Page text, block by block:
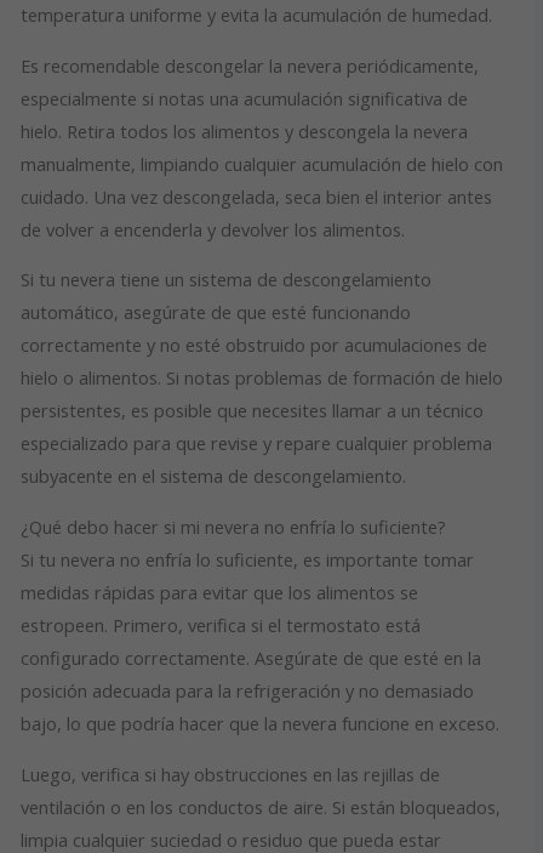
temperatura uniforme y evita la acumulación de humedad.
Es recomendable descongelar la nevera periódicamente,
especialmente si notas una acumulación significativa de
hielo. Retira todos los alimentos y descongela la nevera
manualmente, limpiando cualquier acumulación de hielo con
cuidado. Una vez descongelada, seca bien el interior antes
de volver a encenderla y devolver los alimentos.
Si tu nevera tiene un sistema de descongelamiento
automático, asegúrate de que esté funcionando
correctamente y no esté obstruido por acumulaciones de
hielo o alimentos. Si notas problemas de formación de hielo
persistentes, es posible que necesites llamar a un técnico
especializado para que revise y repare cualquier problema
subyacente en el sistema de descongelamiento.
¿Qué debo hacer si mi nevera no enfría lo suficiente?
Si tu nevera no enfría lo suficiente, es importante tomar
medidas rápidas para evitar que los alimentos se
estropeen. Primero, verifica si el termostato está
configurado correctamente. Asegúrate de que esté en la
posición adecuada para la refrigeración y no demasiado
bajo, lo que podría hacer que la nevera funcione en exceso.
Luego, verifica si hay obstrucciones en las rejillas de
ventilación o en los conductos de aire. Si están bloqueados,
limpia cualquier suciedad o residuo que pueda estar